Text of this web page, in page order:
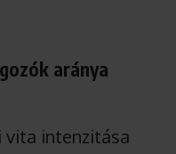
aránya
vita intenzitása